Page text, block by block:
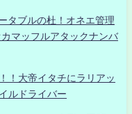
タブルの杜！オネエ管理
マッフルアタックナンバ
！大帝イタチにラリアッ
ルドライバー